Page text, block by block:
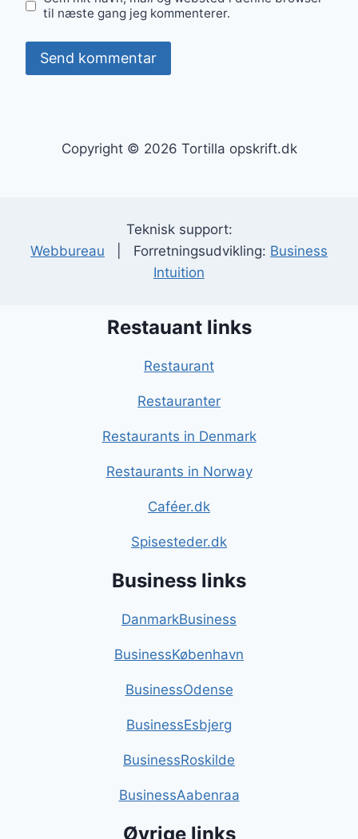
til næste gang jeg kommenterer.
Copyright © 2026 Tortilla opskrift.dk
Teknisk support:
Webbureau | Forretningsudvikling: Business
Intuition
Restauant links
Restaurant
Restauranter
Restaurants in Denmark
Restaurants in Norway
Caféer.dk
Spisesteder.dk
Business links
DanmarkBusiness
BusinessKøbenhavn
BusinessOdense
BusinessEsbjerg
BusinessRoskilde
BusinessAabenraa
Øvrige links